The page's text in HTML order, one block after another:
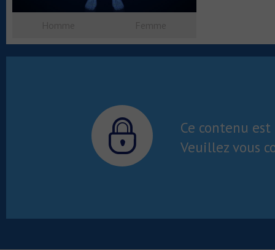
Ce contenu
Veuillez vous